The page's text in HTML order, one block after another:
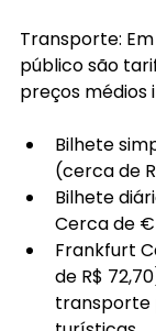
Transporte:
público são
preços médios
Bilhete
(cerca de
Bilhete
Cerca de
Frankfurt
de R$
transporte